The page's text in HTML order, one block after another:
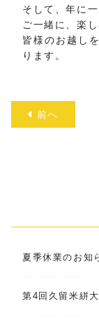
そして、年に
ご一緒に、楽
皆様のお越し
ります。
前へ
夏季休業のお知
第4回久留米絣